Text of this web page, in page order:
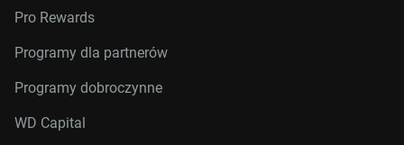
Pro Rewards
Programy dla partnerów
Programy dobroczynne
WD Capital